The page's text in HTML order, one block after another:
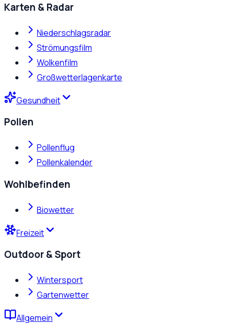
Karten & Radar
Niederschlagsradar
Strömungsfilm
Wolkenfilm
Großwetterlagenkarte
Gesundheit
Pollen
Pollenflug
Pollenkalender
Wohlbefinden
Biowetter
Freizeit
Outdoor & Sport
Wintersport
Gartenwetter
Allgemein